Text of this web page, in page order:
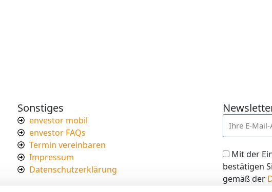
Sonstiges
envestor mobil
envestor FAQs
Termin vereinbaren
Impressum
Datenschutzerklärung
Mit der
bestätigen
gemäß der